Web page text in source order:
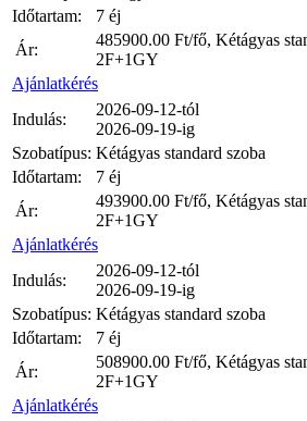
Időtartam:
7 éj
Ár:
485900.00 Ft/fő, Kétágyas
2F+1GY
Ajánlatkérés
Indulás:
2026-09-12-tól
2026-09-19-ig
Szobatípus: Kétágyas standard szoba
Időtartam:
7 éj
Ár:
493900.00 Ft/fő, Kétágyas
2F+1GY
Ajánlatkérés
Indulás:
2026-09-12-tól
2026-09-19-ig
Szobatípus: Kétágyas standard szoba
Időtartam:
7 éj
Ár:
508900.00 Ft/fő, Kétágyas
2F+1GY
Ajánlatkérés